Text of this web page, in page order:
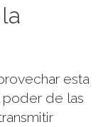
esta
poder de las